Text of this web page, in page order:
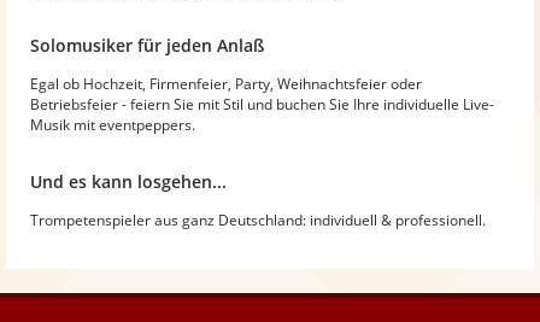
Solomusiker für jeden Anlaß
Egal ob Hochzeit, Firmenfeier, Party, Weihnachtsfeier oder
Betriebsfeier - feiern Sie mit Stil und buchen Sie Ihre individuelle Live-
Musik mit eventpeppers.
Und es kann losgehen...
Trompetenspieler aus ganz Deutschland: individuell & professionell.